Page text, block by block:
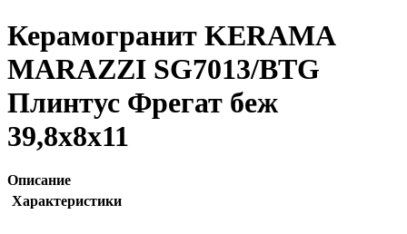
Керамогранит KERAMA
MARAZZI SG7013/BTG
Плинтус Фрегат беж
39,8х8х11
Описание
Характеристики